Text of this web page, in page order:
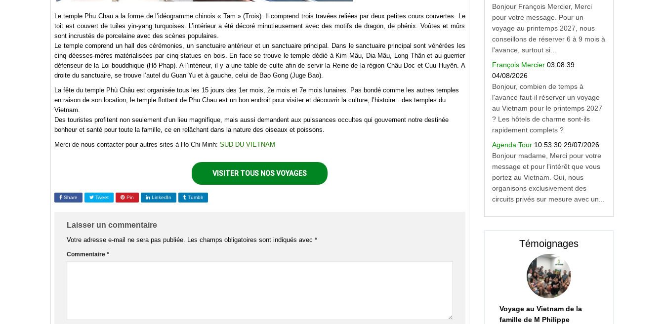
Le temple Phu Chau a la forme de l’idéogramme chinois « Tam » (Trois). Il comprend trois travées reliées par deux petites cours couvertes. Le
toit est couvert de tuiles yin-yang turquoises. L’intérieur a été décoré minutieusement avec des motifs de dragon, de phénix. Voûtes et mûrs
sont incrustés de porcelaine avec des scènes populaires.
Le temple comprend un hall des cérémonies, un sanctuaire antérieur et un sanctuaire principal. Dans le sanctuaire principal sont vénérées les
cinq déesses-mères matérialisées par cinq statues en bois. En face se trouve le temple dédié à Kim Mâu, Dia Mâu, Long Thân et au guerrier
défenseur de la Loi bouddhique (Hô Phap). A l’intérieur, il y a une table de culte afin de servir la Reine de la région Châu Doc et Cuu Huyên. A
droite du sanctuaire, se trouve l’autel du Guan Yu et à gauche, celui de Bao Gong (Juge Bao).
La fête du temple Phù Châu est organisée tous les 15 jours des 1er mois, 2e mois et 7e mois lunaires. Pas bondé comme les autres temples
en raison de son location, le temple flottant de Phu Chau est un bon endroit pour visiter et découvrir la culture, l’histoire…des temples du
Vietnam.
Des touristes profitent non seulement d’un lieu magnifique, mais aussi demandent aux puissances occultes qui gouvernent notre destinée
bonheur et santé pour toute la famille, ce en relâchant dans la nature des oiseaux et poissons.
Merci de nous contacter pour autres sites à Ho Chi Minh: SUD DU VIETNAM
VISITER TOUS NOS VOYAGES
Share Tweet Pin LinkedIn Tumblr
Laisser un commentaire
Votre adresse e-mail ne sera pas publiée. Les champs obligatoires sont indiqués avec *
Commentaire *
Bonjour François Mercier, Merci
pour votre message. Pour un
voyage au printemps 2027, nous
conseillons de réserver 6 à 9 mois à
l'avance, surtout si...
François Mercier 03:08:39
04/08/2026
Bonjour, combien de temps à
l'avance faut-il réserver un voyage
au Vietnam pour le printemps 2027
? Les hôtels de charme sont-ils
rapidement complets ?
Agenda Tour 10:53:30 29/07/2026
Bonjour madame, Merci pour votre
message et pour l'intérêt que vous
portez au Vietnam. Oui, nous
organisons exclusivement des
circuits privés sur mesure avec un...
Témoignages
Voyage au Vietnam de la
famille de M Philippe